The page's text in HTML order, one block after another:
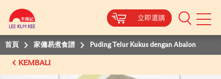
立即選購
Mobile
立即選購
立即選購
立即選購
首頁 家傭易煮食譜 Puding Telur Kukus dengan Abalon
KEMBALI